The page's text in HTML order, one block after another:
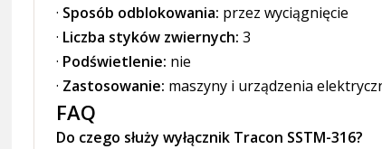
· Sposób odblokowania: przez wyciągnięcie
· Liczba styków zwiernych: 3
· Podświetlenie: nie
· Zastosowanie: maszyny i urządzenia
FAQ
Do czego służy wyłącznik Tracon SSTM-316?